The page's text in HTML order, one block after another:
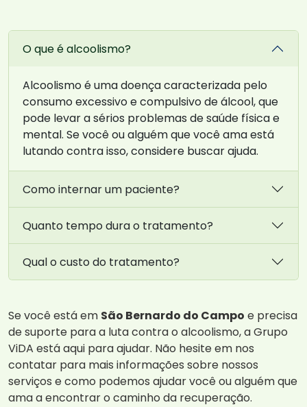
O que é alcoolismo?
Alcoolismo é uma doença caracterizada pelo
consumo excessivo e compulsivo de álcool, que
pode levar a sérios problemas de saúde física e
mental. Se você ou alguém que você ama está
lutando contra isso, considere buscar ajuda.
Como internar um paciente?
Quanto tempo dura o tratamento?
Qual o custo do tratamento?
Se você está em São Bernardo do Campo e precisa
de suporte para a luta contra o alcoolismo, a Grupo
ViDA está aqui para ajudar. Não hesite em nos
contatar para mais informações sobre nossos
serviços e como podemos ajudar você ou alguém que
ama a encontrar o caminho da recuperação.